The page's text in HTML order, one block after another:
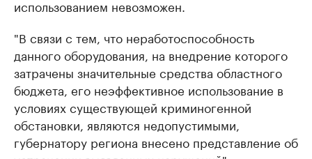
использованием невозможен.
"В связи с тем, что неработоспособность
данного оборудования, на внедрение которого
затрачены значительные средства областного
бюджета, его неэффективное использование в
условиях существующей криминогенной
обстановки, являются недопустимыми,
губернатору региона внесено представление об